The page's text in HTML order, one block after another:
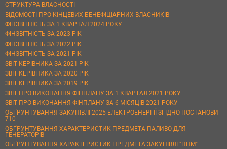
СТРУКТУРА ВЛАСНОСТІ
ВІДОМОСТІ ПРО КІНЦЕВИХ БЕНЕФІЦІАРНИХ ВЛАСНИКІВ
ФІНЗВІТНІСТЬ ЗА 1 КВАРТАЛ 2024 РОКУ
ФІНЗВІТНІСТЬ ЗА 2023 РІК
ФІНЗВІТНІСТЬ ЗА 2022 РІК
ФІНЗВІТНІСТЬ ЗА 2021 РІК
ЗВІТ КЕРІВНИКА ЗА 2021 РІК
ЗВІТ КЕРІВНИКА ЗА 2020 РІК
ЗВІТ КЕРІВНИКА ЗА 2019 РІК
ЗВІТ ПРО ВИКОНАННЯ ФІНПЛАНУ ЗА 1 КВАРТАЛ 2021 РОКУ
ЗВІТ ПРО ВИКОНАННЯ ФІНПЛАНУ ЗА 6 МІСЯЦІВ 2021 РОКУ
ОБҐРУНТУВАННЯ ЗАКУПІВЛІ 2025 ЕЛЕКТРОЕНЕРГІЇ ЗГІДНО ПОСТАНОВИ
710
ОБҐРУНТУВАННЯ ХАРАКТЕРИСТИК ПРЕДМЕТА ПАЛИВО ДЛЯ
ГЕНЕРАТОРІВ
ОБҐРУНТУВАННЯ ХАРАКТЕРИСТИК ПРЕДМЕТА ЗАКУПІВЛІ "ППМ"